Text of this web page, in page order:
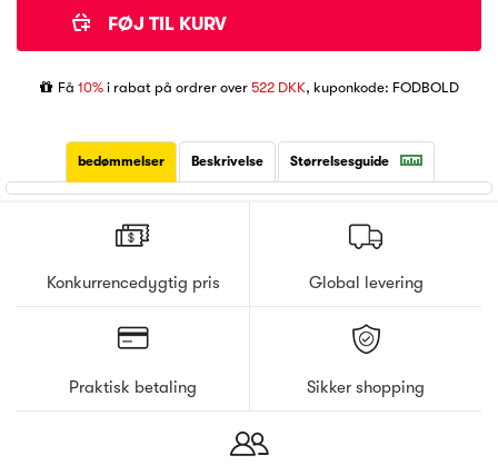
Få 10%i rabat på ordrer over 522 DKK, kuponkode: FODBOLD
bedømmelser Beskrivelse Størrelsesguide
Konkurrencedygtig pris Global levering
Praktisk betaling Sikker shopping